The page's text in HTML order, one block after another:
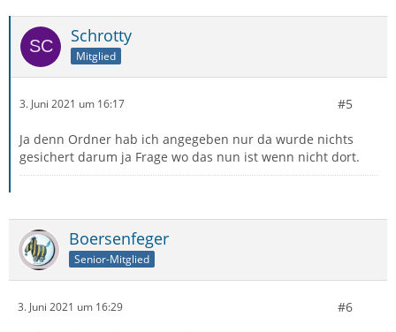
Schrotty
Mitglied
3. Juni 2021 um 16:17 #5
Ja denn Ordner hab ich angegeben nur da wurde nichts
gesichert darum ja Frage wo das nun ist wenn nicht dort.
Boersenfeger
Senior-Mitglied
3. Juni 2021 um 16:29 #6